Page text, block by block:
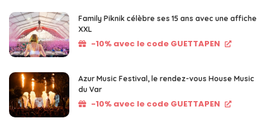
Family Piknik célèbre ses 15 ans avec une affiche
XXL
-10% avec le code GUETTAPEN
Azur Music Festival, le rendez-vous House Music
du Var
-10% avec le code GUETTAPEN